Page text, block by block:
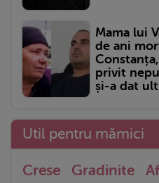
Mama lui
de ani
privit
și-a dat
Util pentru mămici
Crese Gradinite